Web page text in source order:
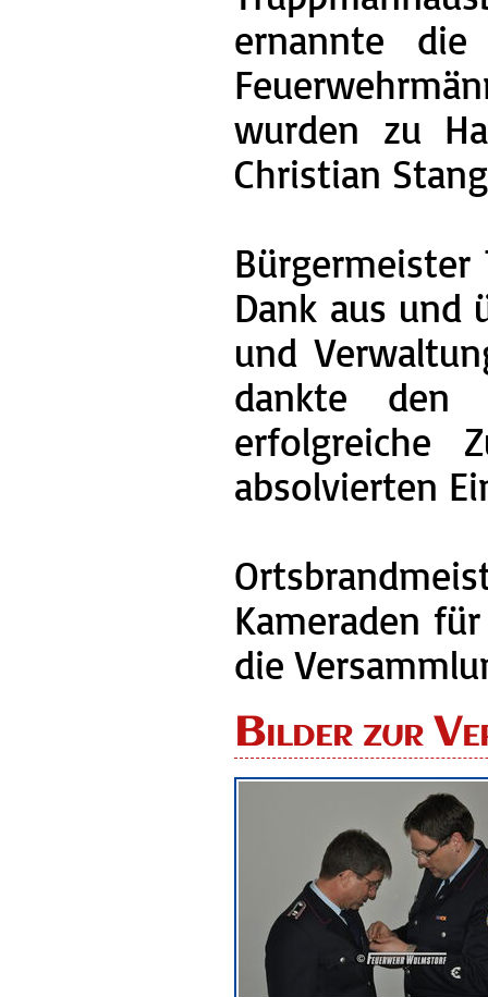
ernannte
wurden zu
Christian
Bürgermeister
Dank aus und
und
dankte den
erfolgreiche
absolvierten
Kameraden
die
Bilder zur